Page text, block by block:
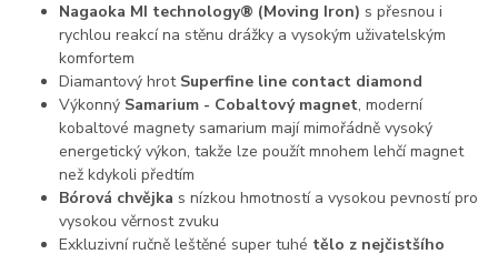
Nagaoka MI technology® (Moving Iron) s přesnou i
rychlou reakcí na stěnu drážky a vysokým uživatelským
komfortem
Diamantový hrot Superfine line contact diamond
Výkonný Samarium - Cobaltový magnet, moderní
kobaltové magnety samarium mají mimořádně vysoký
energetický výkon, takže lze použít mnohem lehčí magnet
než kdykoli předtím
Bórová chvějka s nízkou hmotností a vysokou pevností pro
vysokou věrnost zvuku
Exkluzivní ručně leštěné super tuhé tělo z nejčistšího